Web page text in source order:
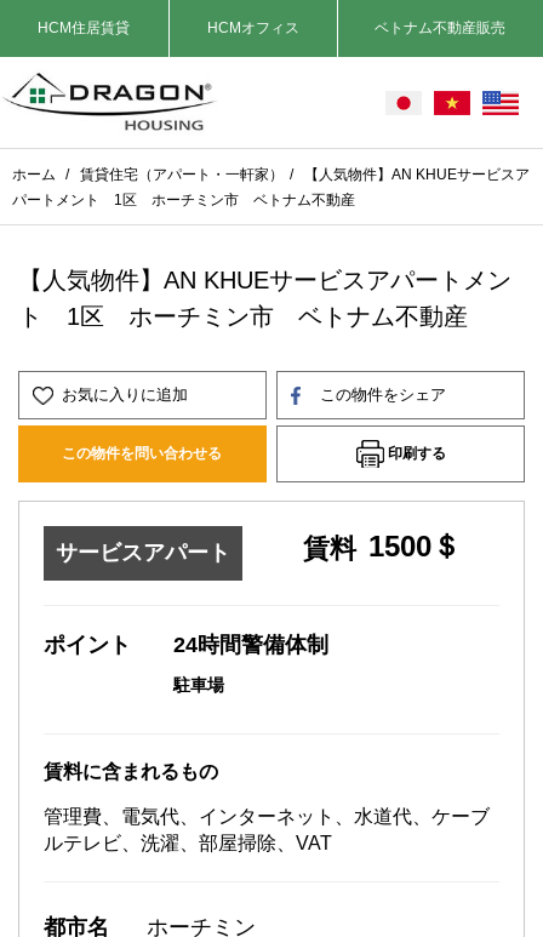
HCM住居賃貸 HCMオフィス ベトナム不動産販売
ホーム / 賃貸住宅（アパート・一軒家） /
【人気物件】AN KHUEサービスア
パートメント 1区 ホーチミン市 ベトナム不動産
【人気物件】AN KHUEサービスアパートメン
ト 1区 ホーチミン市 ベトナム不動産
お気に入りに追加 この物件をシェア
この物件を問い合わせる 印刷する
サービスアパート 賃料 1500＄
ポイント 24時間警備体制
駐車場
賃料に含まれるもの
管理費、電気代、インターネット、水道代、ケーブ
ルテレビ、洗濯、部屋掃除、VAT
都市名
ホーチミン